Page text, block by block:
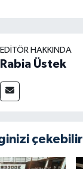
EDITÖR HAKKINDA
Rabia Üstek
çekebilir